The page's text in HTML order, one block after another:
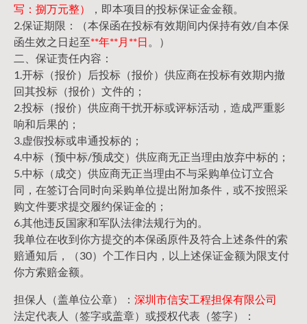
写：捌万元整）
，即本项目的投标保证金金额。
2.保证期限：（本保函在投标有效期间内保持有效/自本保
函生效之日起至**年**月**日 。）
二、保证责任内容：
1.开标（报价）后投标（报价）供应商在投标有效期内撤
回其投标（报价）文件的；
2.投标（报价）供应商干扰开标或评标活动，造成严重影
响和后果的；
3.虚假投标或串通投标的；
4.中标（预中标/预成交）供应商无正当理由放弃中标的；
5.中标（成交）供应商无正当理由不与采购单位订立合
同，在签订合同时向采购单位提出附加条件，或不按照采
购文件要求提交履约保证金的；
6.其他违反国家和军队法律法规行为的。
我单位在收到你方提交的本保函原件及符合上述条件的索
赔通知后，（30）个工作日内，以上述保证金额为限支付
你方索赔金额。
担保人（盖单位公章）： 深圳市信安工程担保有限公司
法定代表人（签字或盖章）或授权代表（签字）：